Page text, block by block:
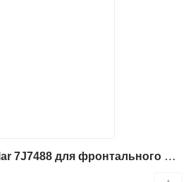
Подшипник Caterpillar 7J7488 для фронтального погрузчика Caterpillar 950B, 950B/950E, 950F, 950F II, 950G, 950G II, 950H, 960F, 962G